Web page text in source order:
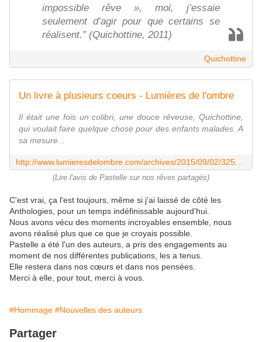
impossible rêve », moi, j’essaie
seulement d’agir pour que certains se
réalisent.” (Quichottine, 2011)
Quichottine
Un livre à plusieurs coeurs - Lumières de l'ombre
Il était une fois un colibri, une douce rêveuse, Quichottine,
qui voulait faire quelque chose pour des enfants malades. A
sa mesure...
(Lire l'avis de Pastelle sur nos rêves partagés)
C'est vrai, ça l'est toujours, même si j'ai laissé de côté les
Anthologies, pour un temps indéfinissable aujourd'hui.
Nous avons vécu des moments incroyables ensemble, nous
avons réalisé plus que ce que je croyais possible.
Pastelle a été l'un des auteurs, a pris des engagements au
moment de nos différentes publications, les a tenus.
Elle restera dans nos cœurs et dans nos pensées.
Merci à elle, pour tout, merci à vous.
#Hommage #Nouvelles des auteurs
Partager